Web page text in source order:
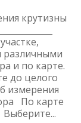
крутизны
различными
и по карте.
до целого
измерения
По карте